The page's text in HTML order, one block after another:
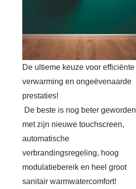
De ultieme keuze voor efficiënte
verwarming en ongeëvenaarde
prestaties!
De beste is nog beter geworden
met zijn nieuwe touchscreen,
automatische
verbrandingsregeling, hoog
modulatiebereik en heel groot
sanitair warmwatercomfort!